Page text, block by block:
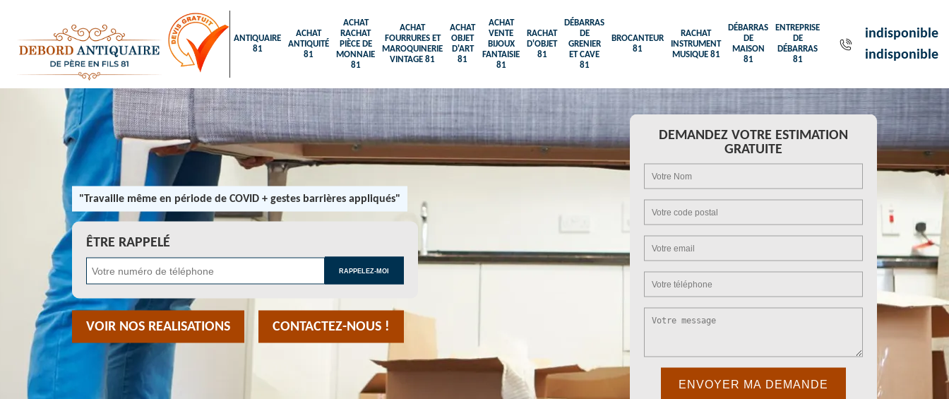
ANTIQUAIRE
81
ACHAT
ANTIQUITÉ
81
ACHAT
RACHAT
PIÈCE DE
MONNAIE
81
ACHAT
FOURRURES ET
MAROQUINERIE
VINTAGE 81
ACHAT
OBJET
D'ART
81
ACHAT
VENTE
BIJOUX
FANTAISIE
81
RACHAT
D'OBJET
81
DÉBARRAS
DE
GRENIER
ET CAVE
81
BROCANTEUR
81
RACHAT
INSTRUMENT
MUSIQUE 81
DÉBARRAS
DE
MAISON
81
ENTREPRISE
DE
DÉBARRAS
81
indisponible
indisponible
"Travaille même en période de COVID + gestes barrières appliqués"
ÊTRE RAPPELÉ
VOIR NOS REALISATIONS CONTACTEZ-NOUS !
DEMANDEZ VOTRE ESTIMATION
GRATUITE